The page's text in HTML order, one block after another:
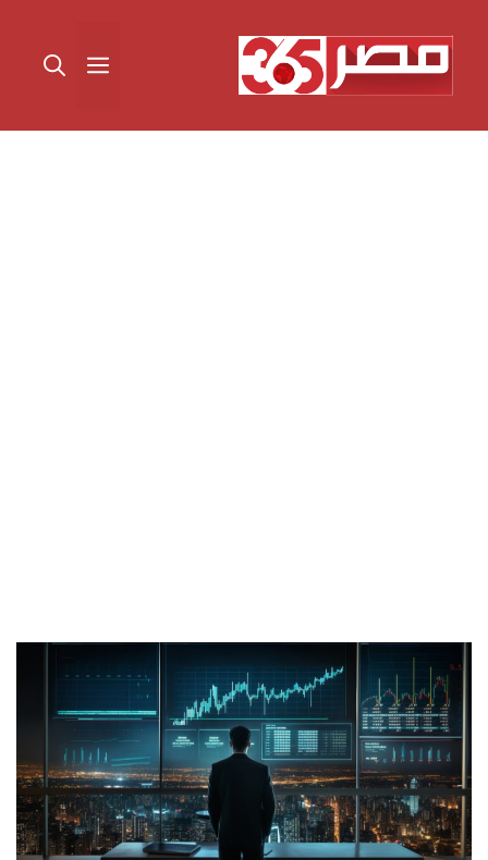
المحتوى القائمة